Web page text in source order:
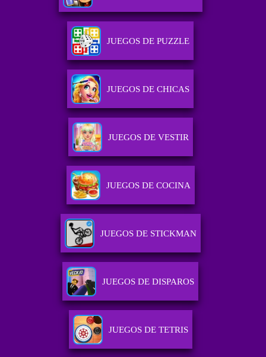
JUEGOS DE PUZZLE
JUEGOS DE CHICAS
JUEGOS DE VESTIR
JUEGOS DE COCINA
JUEGOS DE STICKMAN
JUEGOS DE DISPAROS
JUEGOS DE TETRIS